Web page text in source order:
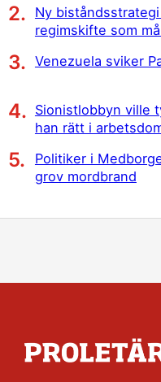
Ny
regimskifte som
Venezuela sviker
Sionistlobbyn ville
han rätt i
Politiker i
grov mordbrand